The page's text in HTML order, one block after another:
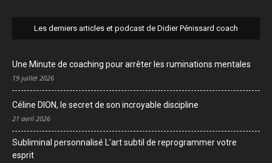
Les derniers articles et podcast de Didier Pénissard coach
Une Minute de coaching pour arrêter les ruminations mentales
19 juillet 2026
Céline DION, le secret de son incroyable discipline
21 avril 2026
Subliminal personnalisé L’art subtil de reprogrammer votre
esprit